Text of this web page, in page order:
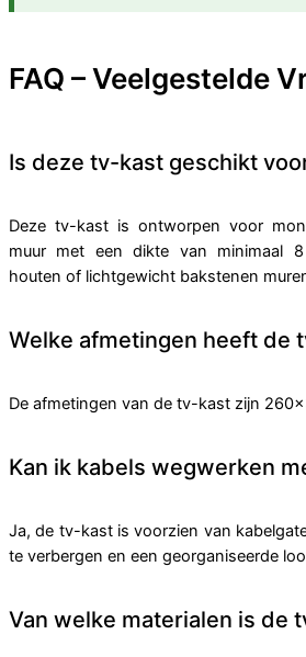
FAQ – Veelgestelde
Is deze tv-kast geschikt
Deze tv-kast is ontworpen voor
muur met een dikte van minimaal
houten of lichtgewicht bakstenen
Welke afmetingen heeft de
De afmetingen van de tv-kast zijn
Kan ik kabels wegwerken
Ja, de tv-kast is voorzien van
te verbergen en een georganiseerde
Van welke materialen is de